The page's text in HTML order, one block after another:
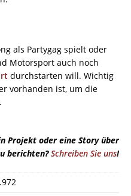
als Partygag spielt oder
Motorsport auch noch
durchstarten will. Wichtig
vorhanden ist, um die
Projekt oder eine Story über
berichten?Schreiben Sie uns!